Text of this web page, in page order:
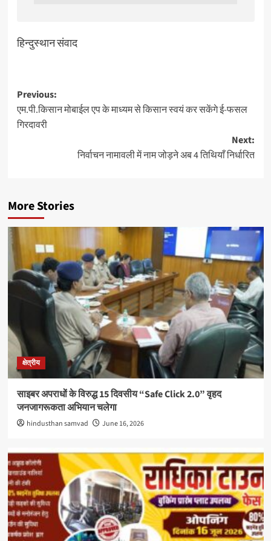
हिन्दुस्थान संवाद
Post
navigation
Previous:
एम.पी.किसान मोबाईल एप के माध्‍यम से किसान स्वयं कर सकेंगे ई-फसल
गिरदावरी
Next:
निर्वाचन नामावली में नाम जोड़ने अब 4 तिथियाँ निर्धारित
More Stories
क्षेत्रीय
साइबर अपराधों के विरुद्ध 15 दिवसीय “Safe Click 2.0” वृहद
जनजागरूकता अभियान चलेगा
hindusthan samvad June 16, 2026